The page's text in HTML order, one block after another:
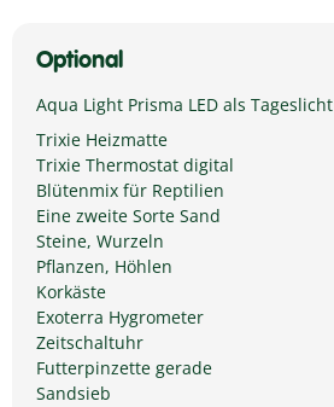
Optional
Aqua Light Prisma LED als Tageslicht
Trixie Heizmatte
Trixie Thermostat digital
Blütenmix für Reptilien
Eine zweite Sorte Sand
Steine, Wurzeln
Pflanzen, Höhlen
Korkäste
Exoterra Hygrometer
Zeitschaltuhr
Futterpinzette gerade
Sandsieb